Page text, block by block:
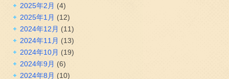
2025年2月 (4)
2025年1月 (12)
2024年12月 (11)
2024年11月 (13)
2024年10月 (19)
2024年9月 (6)
2024年8月 (10)